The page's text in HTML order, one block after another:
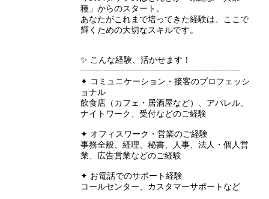
種」からのスタート。
あなたがこれまで培ってきた経験は、ここで
輝くための大切なスキルです。
✨ こんな経験、活かせます！
┈┈┈┈┈┈┈┈┈┈┈┈┈┈┈┈┈┈┈
✦ コミュニケーション・接客のプロフェッシ
ョナル
飲食店（カフェ・居酒屋など）、アパレル、
ナイトワーク、受付などのご経験
✦ オフィスワーク・営業のご経験
事務全般、経理、秘書、人事、法人・個人営
業、広告営業などのご経験
✦ お電話でのサポート経験
コールセンター、カスタマーサポートなど